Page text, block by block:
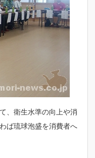
、衛生水準の向上や消
ば琉球泡盛を消費者へ